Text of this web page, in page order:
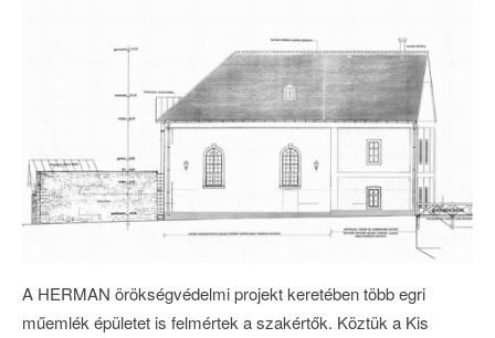
A HERMAN örökségvédelmi projekt keretében több egri
műemlék épületet is felmértek a szakértők. Köztük a Kis